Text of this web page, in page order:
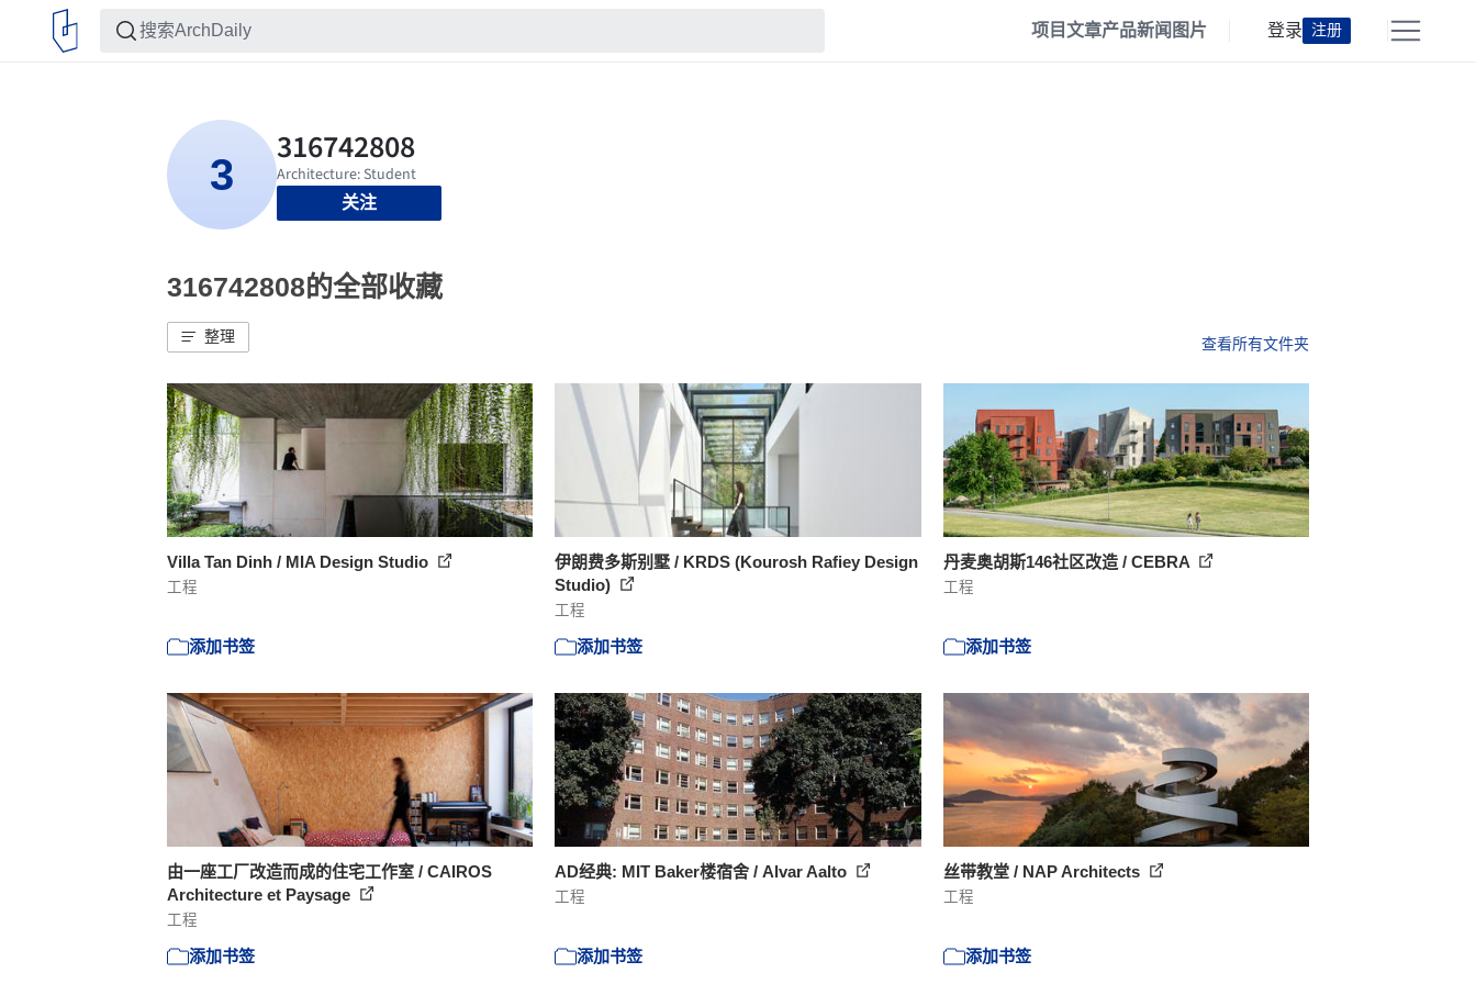
项目文章产品新闻 图片 登录 注册
关注
316742808的全部收藏
整理 查看所有文件夹
Villa Tan Dinh / MIA Design Studio
工程
添加书签
伊朗费多斯别墅 / KRDS (Kourosh Rafiey Design
Studio)
工程
添加书签
丹麦奥胡斯146社区改造 / CEBRA
工程
添加书签
由一座工厂改造而成的住宅工作室 / CAIROS
Architecture et Paysage
工程
添加书签
AD经典: MIT Baker楼宿舍 / Alvar Aalto
工程
添加书签
丝带教堂 / NAP Architects
工程
添加书签